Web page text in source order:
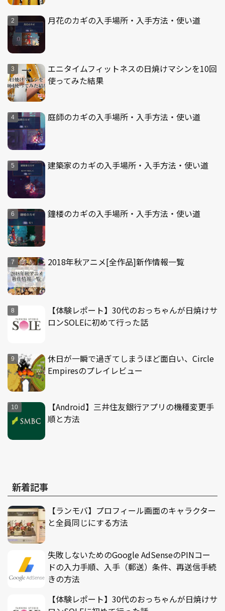
月花のカギの入手場所・入手方法・使い道
エニタイムフィットネスの日焼けマシンを10回
使ってみた結果
庭師のカギの入手場所・入手方法・使い道
建築家のカギの入手場所・入手方法・使い道
鐘楼のカギの入手場所・入手方法・使い道
2018年秋アニメ[全作品]新作情報一覧
【体験レポート】30代のおっちゃんが日焼けサ
ロンSOLEに初めて行った話
休日が一瞬で過ぎてしまうほど面白い、Circle
Empiresのプレイレビュー
【Android】三井住友銀行アプリの機種変更手
順と方法
新着記事
【ランモバ】プロフィール画面のキャラクター
と全員同じにする方法
失敗しないためのGoogle AdSenseのPINコー
ドの入力手順、入手（郵送）条件、再送信手続
きの方法
【体験レポート】30代のおっちゃんが日焼けサ